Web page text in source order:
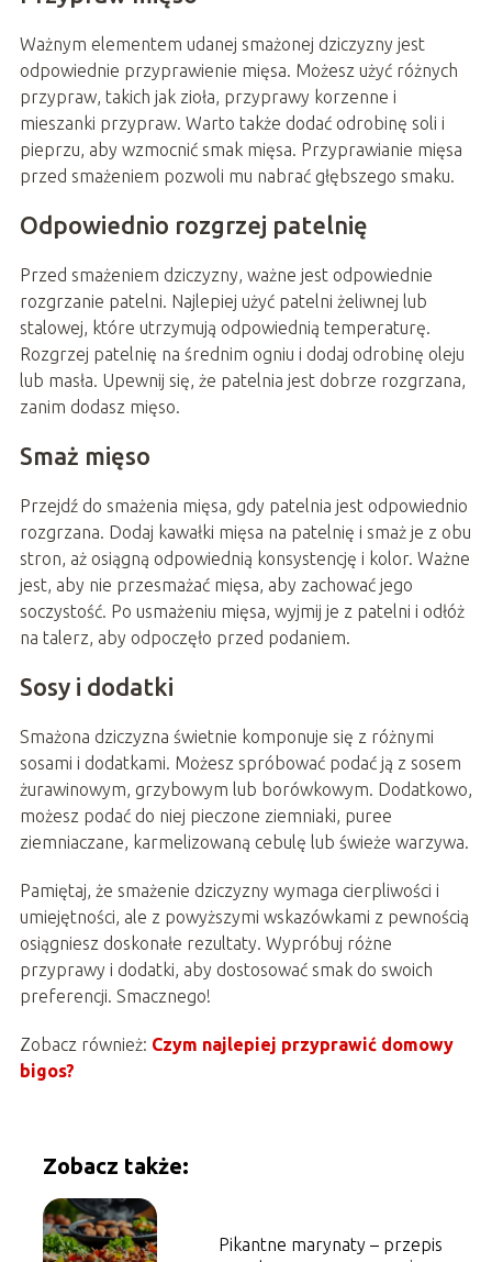
Ważnym elementem udanej smażonej dziczyzny jest
odpowiednie przyprawienie mięsa. Możesz użyć różnych
przypraw, takich jak zioła, przyprawy korzenne i
mieszanki przypraw. Warto także dodać odrobinę soli i
pieprzu, aby wzmocnić smak mięsa. Przyprawianie mięsa
przed smażeniem pozwoli mu nabrać głębszego smaku.
Odpowiednio rozgrzej patelnię
Przed smażeniem dziczyzny, ważne jest odpowiednie
rozgrzanie patelni. Najlepiej użyć patelni żeliwnej lub
stalowej, które utrzymują odpowiednią temperaturę.
Rozgrzej patelnię na średnim ogniu i dodaj odrobinę oleju
lub masła. Upewnij się, że patelnia jest dobrze rozgrzana,
zanim dodasz mięso.
Smaż mięso
Przejdź do smażenia mięsa, gdy patelnia jest odpowiednio
rozgrzana. Dodaj kawałki mięsa na patelnię i smaż je z obu
stron, aż osiągną odpowiednią konsystencję i kolor. Ważne
jest, aby nie przesmażać mięsa, aby zachować jego
soczystość. Po usmażeniu mięsa, wyjmij je z patelni i odłóż
na talerz, aby odpoczęło przed podaniem.
Sosy i dodatki
Smażona dziczyzna świetnie komponuje się z różnymi
sosami i dodatkami. Możesz spróbować podać ją z sosem
żurawinowym, grzybowym lub borówkowym. Dodatkowo,
możesz podać do niej pieczone ziemniaki, puree
ziemniaczane, karmelizowaną cebulę lub świeże warzywa.
Pamiętaj, że smażenie dziczyzny wymaga cierpliwości i
umiejętności, ale z powyższymi wskazówkami z pewnością
osiągniesz doskonałe rezultaty. Wypróbuj różne
przyprawy i dodatki, aby dostosować smak do swoich
preferencji. Smacznego!
Zobacz również: Czym najlepiej przyprawić domowy
bigos?
Zobacz także:
Pikantne marynaty – przepis